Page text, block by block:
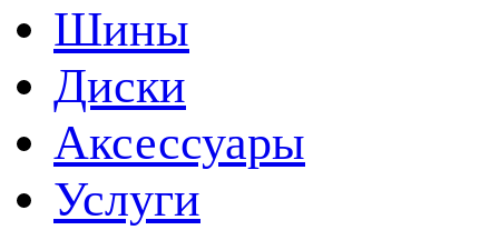
Шины
Диски
Аксессуары
Услуги